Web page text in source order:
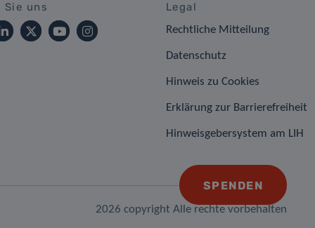
Sie uns Legal
Rechtliche Mitteilung
Datenschutz
Hinweis zu Cookies
Erklärung zur Barrierefreiheit
Hinweisgebersystem am LIH
2026 copyright Alle rechte vorbehalten
SPENDEN